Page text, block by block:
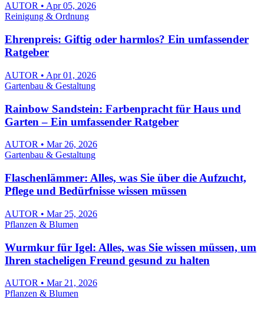
AUTOR • Apr 05, 2026
Reinigung & Ordnung
Ehrenpreis: Giftig oder harmlos? Ein umfassender
Ratgeber
AUTOR • Apr 01, 2026
Gartenbau & Gestaltung
Rainbow Sandstein: Farbenpracht für Haus und
Garten – Ein umfassender Ratgeber
AUTOR • Mar 26, 2026
Gartenbau & Gestaltung
Flaschenlämmer: Alles, was Sie über die Aufzucht,
Pflege und Bedürfnisse wissen müssen
AUTOR • Mar 25, 2026
Pflanzen & Blumen
Wurmkur für Igel: Alles, was Sie wissen müssen, um
Ihren stacheligen Freund gesund zu halten
AUTOR • Mar 21, 2026
Pflanzen & Blumen